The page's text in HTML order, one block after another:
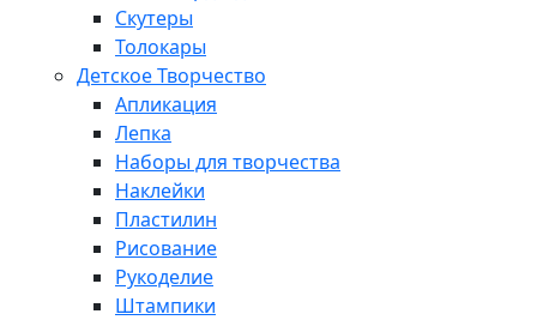
Скутеры
Толокары
Детское Творчество
Апликация
Лепка
Наборы для творчества
Наклейки
Пластилин
Рисование
Рукоделие
Штампики